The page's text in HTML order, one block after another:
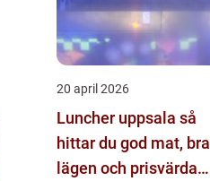
20 april 2026
Luncher uppsala så
hittar du god mat, bra
lägen och prisvärda